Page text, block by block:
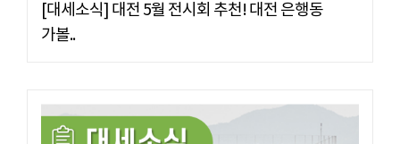
[대세소식] 대전 5월 전시회 추천! 대전 은행동
가볼..